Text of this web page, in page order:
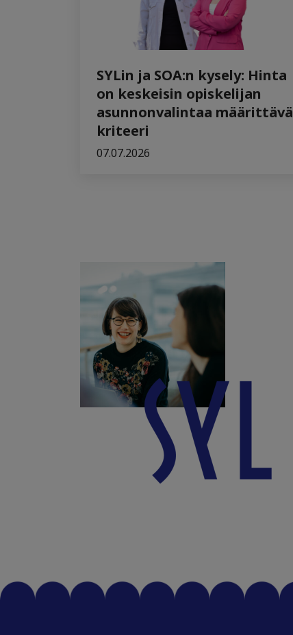
SYLin ja SOA:n kysely: Hinta
on keskeisin opiskelijan
asunnonvalintaa määrittävä
kriteeri
07.07.2026